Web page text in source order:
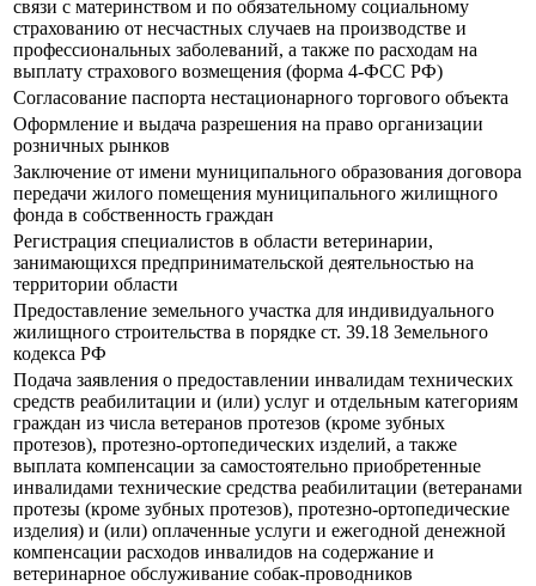
связи с материнством и по обязательному социальному
страхованию от несчастных случаев на производстве и
профессиональных заболеваний, а также по расходам на
выплату страхового возмещения (форма 4-ФСС РФ)
Согласование паспорта нестационарного торгового объекта
Оформление и выдача разрешения на право организации
розничных рынков
Заключение от имени муниципального образования договора
передачи жилого помещения муниципального жилищного
фонда в собственность граждан
Регистрация специалистов в области ветеринарии,
занимающихся предпринимательской деятельностью на
территории области
Предоставление земельного участка для индивидуального
жилищного строительства в порядке ст. 39.18 Земельного
кодекса РФ
Подача заявления о предоставлении инвалидам технических
средств реабилитации и (или) услуг и отдельным категориям
граждан из числа ветеранов протезов (кроме зубных
протезов), протезно-ортопедических изделий, а также
выплата компенсации за самостоятельно приобретенные
инвалидами технические средства реабилитации (ветеранами
протезы (кроме зубных протезов), протезно-ортопедические
изделия) и (или) оплаченные услуги и ежегодной денежной
компенсации расходов инвалидов на содержание и
ветеринарное обслуживание собак-проводников